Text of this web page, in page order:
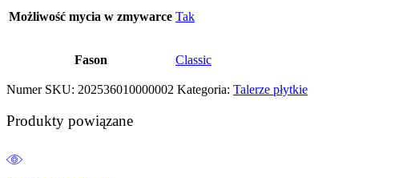
Możliwość mycia w zmywarce Tak
Fason Classic
Numer SKU: 202536010000002 Kategoria: Talerze płytkie
Produkty powiązane